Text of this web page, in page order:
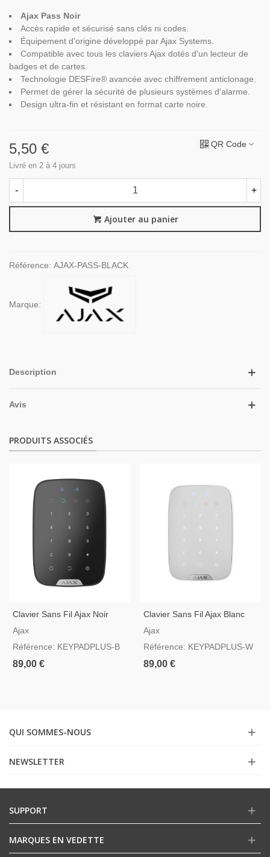
Ajax Pass Noir
Accès rapide et sécurisé sans clés ni codes.
Équipement d'origine développé par Ajax Systems.
Compatible avec tous les claviers Ajax dotés d'un lecteur de
badges et de cartes.
Technologie DESFire® avancée avec chiffrement anticlonage.
Permet de gérer la sécurité de plusieurs systèmes d'alarme.
Design ultra-fin et résistant en format carte noire.
5,50 €
Livré en 2 à 4 jours
QR Code
- +
Ajouter au panier
Référence: AJAX-PASS-BLACK
Marque:
Description
Avis
PRODUITS ASSOCIÉS
Clavier Sans Fil Ajax Noir
Avec Lecteur D'étiquettes Et
Ajax
Référence: KEYPADPLUS-B
89,00 €
Clavier Sans Fil Ajax Blanc
Avec Lecteur D'étiquettes Et
Ajax
Référence: KEYPADPLUS-W
89,00 €
QUI SOMMES-NOUS
NEWSLETTER
SUPPORT
MARQUES EN VEDETTE